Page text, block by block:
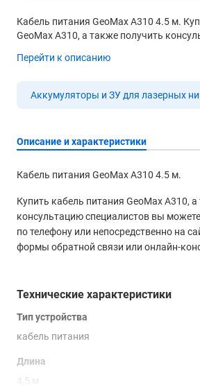
Кабель питания GeoMax A310 4.5 м.
GeoMax A310, а также получить
Перейти к описанию
Аккумуляторы и ЗУ для лазерных
Описание и характеристики
Кабель питания GeoMax A310 4.5 м.
Купить кабель питания GeoMax A310,
консультацию специалистов вы
по телефону или непосредственно на
формы обратной связи или онлайн-
Технические характеристики
Тип устройства
кабель питания
Длина
4,5 м